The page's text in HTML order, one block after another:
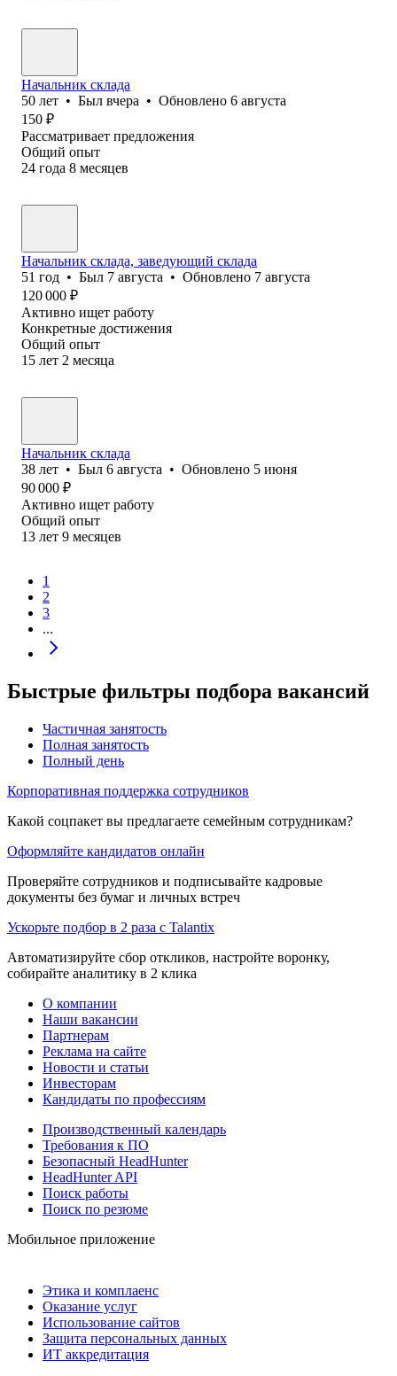
Начальник склада
50 лет • Был вчера • Обновлено 6 августа
150 ₽
Рассматривает предложения
Общий опыт
24 года 8 месяцев
Начальник склада, заведующий склада
51 год • Был 7 августа • Обновлено 7 августа
120 000 ₽
Активно ищет работу
Конкретные достижения
Общий опыт
15 лет 2 месяца
Начальник склада
38 лет • Был 6 августа • Обновлено 5 июня
90 000 ₽
Активно ищет работу
Общий опыт
13 лет 9 месяцев
1
2
3
...
Быстрые фильтры подбора вакансий
Частичная занятость
Полная занятость
Полный день
Корпоративная поддержка сотрудников
Какой соцпакет вы предлагаете семейным сотрудникам?
Оформляйте кандидатов онлайн
Проверяйте сотрудников и подписывайте кадровые
документы без бумаг и личных встреч
Ускорьте подбор в 2 раза с Talantix
Автоматизируйте сбор откликов, настройте воронку,
собирайте аналитику в 2 клика
О компании
Наши вакансии
Партнерам
Реклама на сайте
Новости и статьи
Инвесторам
Кандидаты по профессиям
Производственный календарь
Требования к ПО
Безопасный HeadHunter
HeadHunter API
Поиск работы
Поиск по резюме
Мобильное приложение
Этика и комплаенс
Оказание услуг
Использование сайтов
Защита персональных данных
ИТ аккредитация